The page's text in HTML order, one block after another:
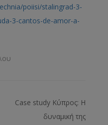
poiisi/stalingrad-3-
3-cantos-de-amor-a-
Case study Κύπρος: Η
δυναμική της